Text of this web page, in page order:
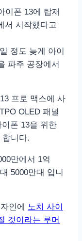
이폰 13에 탑재
서 시작했다고
정도 늦게 아이
파주 공장에서
프로 맥스에 사
OLED 패널
폰 13을 위한
합니다.
만에서 1억
5000만대 입니
인에 노치 사이
것이라는 루머